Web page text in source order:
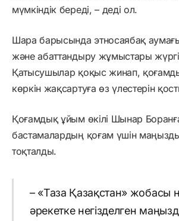
мүмкіндік береді, – деді ол.
Шара барысында этносаябақ
және абаттандыру жұмыстары
Қатысушылар қоқыс жинап,
көркін жақсартуға өз үлестерін
Қоғамдық ұйым өкілі Шынар
бастамалардың қоғам үшін
тоқталды.
– «Таза Қазақстан» жобасы
әрекетке негізделген